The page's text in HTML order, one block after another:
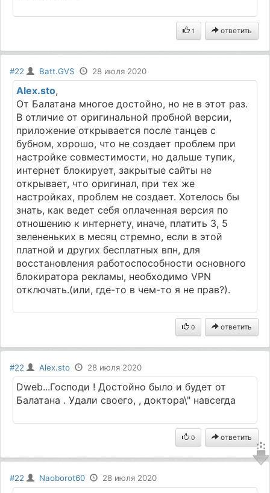
1 ответить
#22 Batt.GVS 28 июля 2020
Alex.sto,
От Балатана многое достойно, но не в этот раз.
В отличие от оригинальной пробной версии,
приложение открывается после танцев с
бубном, хорошо, что не создает проблем при
настройке совместимости, но дальше тупик,
интернет блокирует, закрытые сайты не
открывает, что оригинал, при тех же
настройках, проблем не создает. Хотелось бы
знать, как ведет себя оплаченная версия по
отношению к интернету, иначе, платить 3, 5
зелененьких в месяц стремно, если в этой
платной и других бесплатных впн, для
восстановления работоспособности основного
блокиратора рекламы, необходимо VPN
отключать.(или, где-то в чем-то я не прав?).
0 ответить
#22 Alex.sto 28 июля 2020
Dweb...Господи ! Достойно было и будет от
Балатана . Удали своего, , доктора\" навсегда
0 ответить
#22 Naoborot60 28 июля 2020